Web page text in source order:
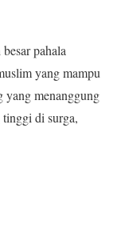
pahala
yang mampu
yang menanggung
di surga,